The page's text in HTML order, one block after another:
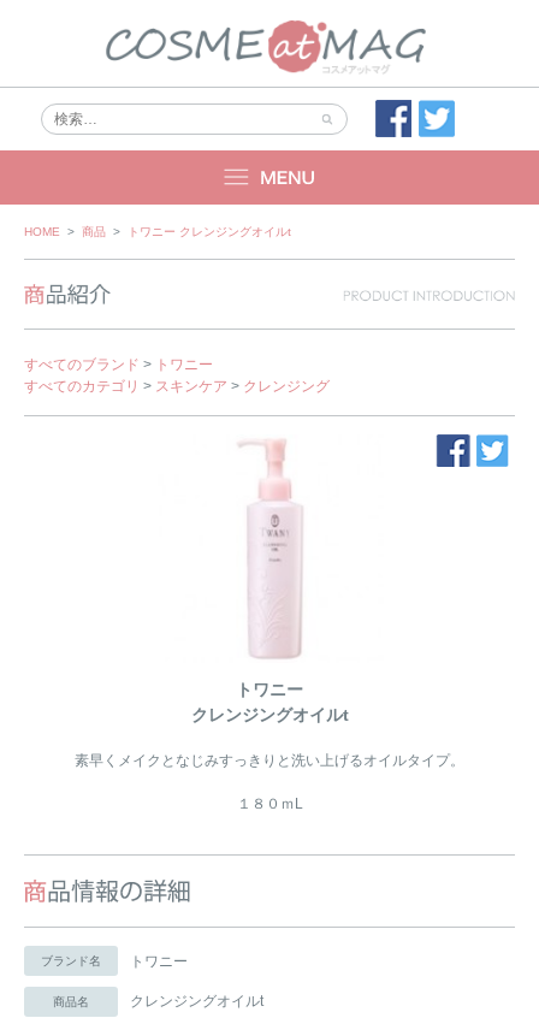
Skip
HOME > 商品 > トワニー クレンジングオイルt
すべてのブランド > トワニー
すべてのカテゴリ > スキンケア > クレンジング
トワニー
クレンジングオイルt
素早くメイクとなじみすっきりと洗い上げるオイルタイプ。
１８０ｍL
ブランド名 トワニー
商品名 クレンジングオイルt